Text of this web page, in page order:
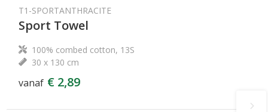
T1-SPORTANTHRACITE
Sport Towel
100% combed cotton, 13S
30 x 130 cm
vanaf € 2,89